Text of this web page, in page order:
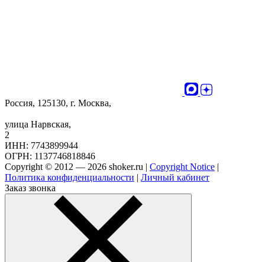
Россия, 125130, г. Москва,
улица Нарвская,
2
ИНН: 7743899944
ОГРН: 1137746818846
Copyright © 2012 — 2026 shoker.ru | Copyright Notice |
Политика конфиденциальности | Личный кабинет
Заказ звонка